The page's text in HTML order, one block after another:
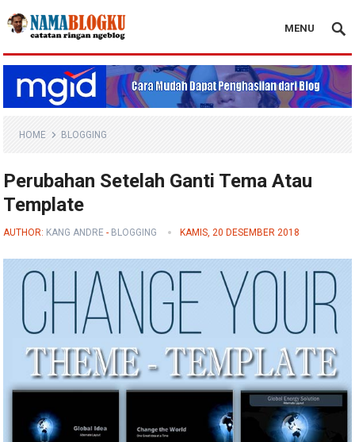
Nama Blogku
MENU
HOME BLOGGING
Perubahan Setelah Ganti Tema Atau
Template
AUTHOR: KANG ANDRE - BLOGGING KAMIS, 20 DESEMBER 2018